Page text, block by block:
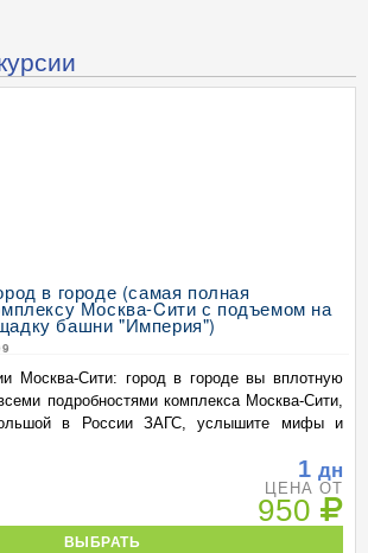
в городе (самая полная
Москва-Cити с подъемом на
башни "Империя")
Москва-Сити: город в городе вы вплотную
подробностями комплекса Москва-Сити,
в России ЗАГС, услышите мифы и
1 дн
ЦЕНА ОТ
950
ВЫБРАТЬ